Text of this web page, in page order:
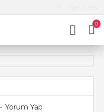
0
- Yorum Yap